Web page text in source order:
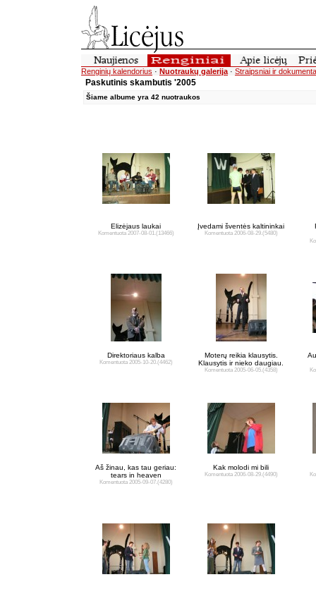
Renginių kalendorius · Nuotraukų galerija · Straipsniai ir
Paskutinis skambutis '2005
Šiame albume yra 42 nuotraukos
Elizėjaus laukai
Komentuota 2007-08-01.(13466)
Įvedami šventės kaltininkai
Komentuota 2006-08-29.(5480)
Direktoriaus kalba
Komentuota 2005-10-20.(4462)
Moterų reikia klausytis.
Klausytis ir nieko daugiau.
Komentuota 2005-06-05.(4358)
Aš žinau, kas tau geriau:
tears in heaven
Komentuota 2005-09-07.(4280)
Kak molodi mi bili
Komentuota 2006-08-29.(4490)